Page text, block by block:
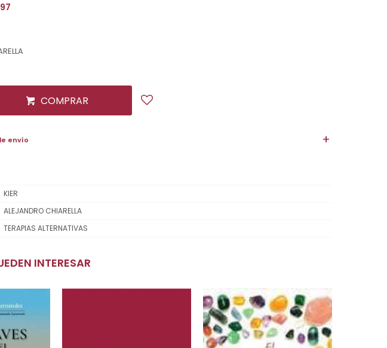
COMPRAR
envío
KIER
ALEJANDRO CHIARELLA
TERAPIAS ALTERNATIVAS
INTERESAR